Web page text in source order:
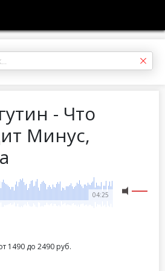
- Что
Минус,
04:25
1490 до 2490 руб.